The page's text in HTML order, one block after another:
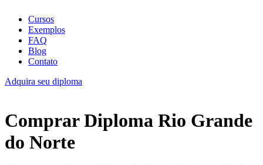
Cursos
Exemplos
FAQ
Blog
Contato
Adquira seu diploma
Comprar Diploma Rio Grande
do Norte